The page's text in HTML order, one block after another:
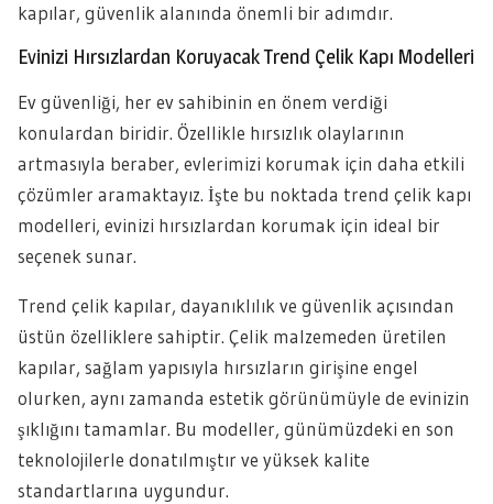
kapılar, güvenlik alanında önemli bir adımdır.
Evinizi Hırsızlardan Koruyacak Trend Çelik Kapı Modelleri
Ev güvenliği, her ev sahibinin en önem verdiği
konulardan biridir. Özellikle hırsızlık olaylarının
artmasıyla beraber, evlerimizi korumak için daha etkili
çözümler aramaktayız. İşte bu noktada trend çelik kapı
modelleri, evinizi hırsızlardan korumak için ideal bir
seçenek sunar.
Trend çelik kapılar, dayanıklılık ve güvenlik açısından
üstün özelliklere sahiptir. Çelik malzemeden üretilen
kapılar, sağlam yapısıyla hırsızların girişine engel
olurken, aynı zamanda estetik görünümüyle de evinizin
şıklığını tamamlar. Bu modeller, günümüzdeki en son
teknolojilerle donatılmıştır ve yüksek kalite
standartlarına uygundur.